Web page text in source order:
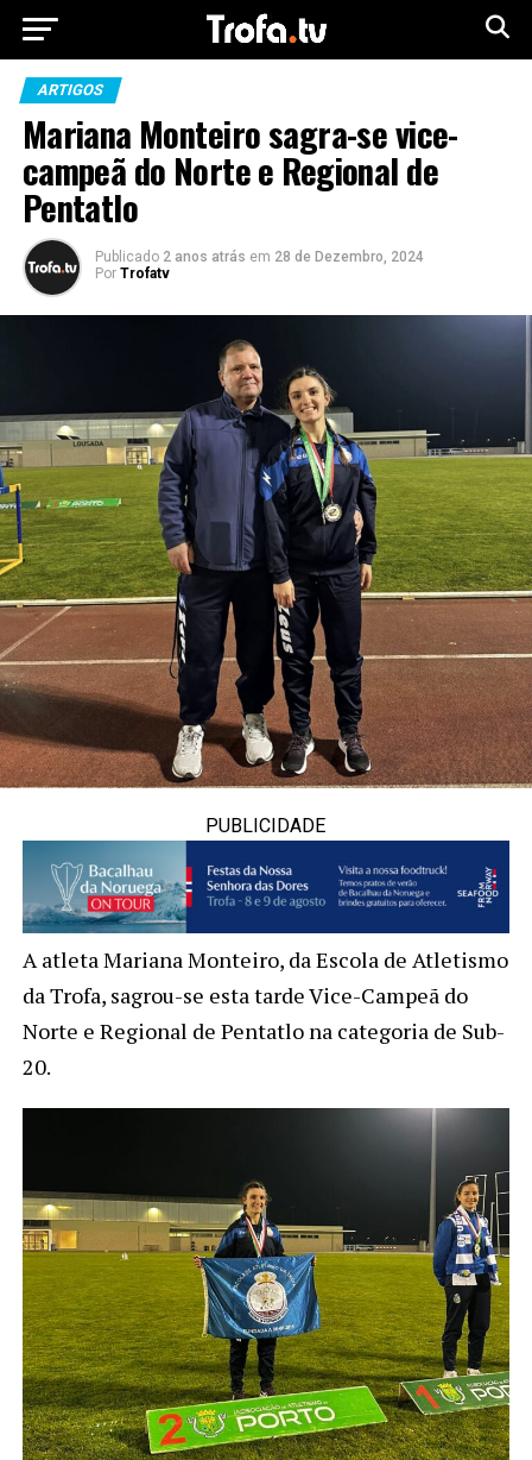
ARTIGOS
Mariana Monteiro sagra-se vice-
campeã do Norte e Regional de
Pentatlo
Publicado 2 anos atrás em 28 de Dezembro, 2024
Por Trofatv
PUBLICIDADE
A atleta Mariana Monteiro, da Escola de Atletismo
da Trofa, sagrou-se esta tarde Vice-Campeã do
Norte e Regional de Pentatlo na categoria de Sub-
20.